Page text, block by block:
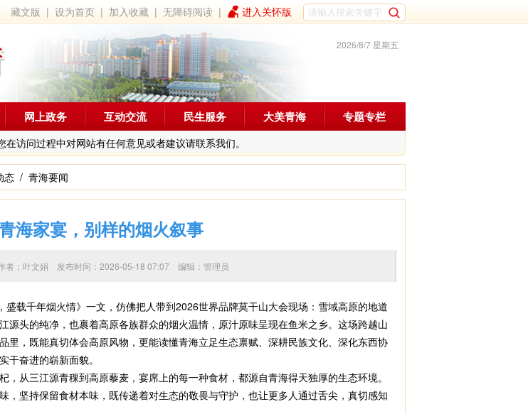
藏文版 |设为首页 | 加入收藏 |无障碍阅读 | 进入关怀版
2026/8/7 星期五
访问过程中对网站有任何意见或者建议请联系我们。
网上政务 互动交流 民生服务 大美青海 专题专栏
态 / 青海要闻
海家宴，别样的烟火叙事
： 叶文娟 发布时间：2026-05-18 07:07 编辑：管理员
千年烟火情》一文，仿佛把人带到2026世界品牌莫干山大会现场：雪域高原的地道
头的纯净，也裹着高原各族群众的烟火温情，原汁原味呈现在鱼米之乡。这场跨越山
，既能真切体会高原风物，更能读懂青海立足生态禀赋、深耕民族文化、深化东西协
奋进的崭新面貌。
三江源青稞到高原藜麦，宴席上的每一种食材，都源自青海得天独厚的生态环境。
坚持保留食材本味，既传递着对生态的敬畏与守护，也让更多人通过舌尖，真切感知